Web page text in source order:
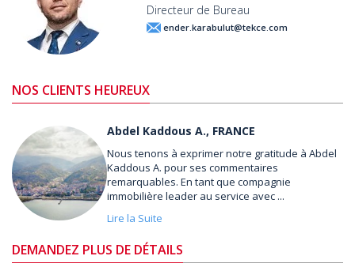
Directeur de Bureau
ender.karabulut@tekce.com
NOS CLIENTS HEUREUX
Abdel Kaddous A., FRANCE
Nous tenons à exprimer notre gratitude à Abdel
Kaddous A. pour ses commentaires
remarquables. En tant que compagnie
immobilière leader au service avec ...
Lire la Suite
DEMANDEZ PLUS DE DÉTAILS